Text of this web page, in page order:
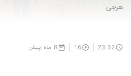
هرچی
23:32
16 8 ماه پیش